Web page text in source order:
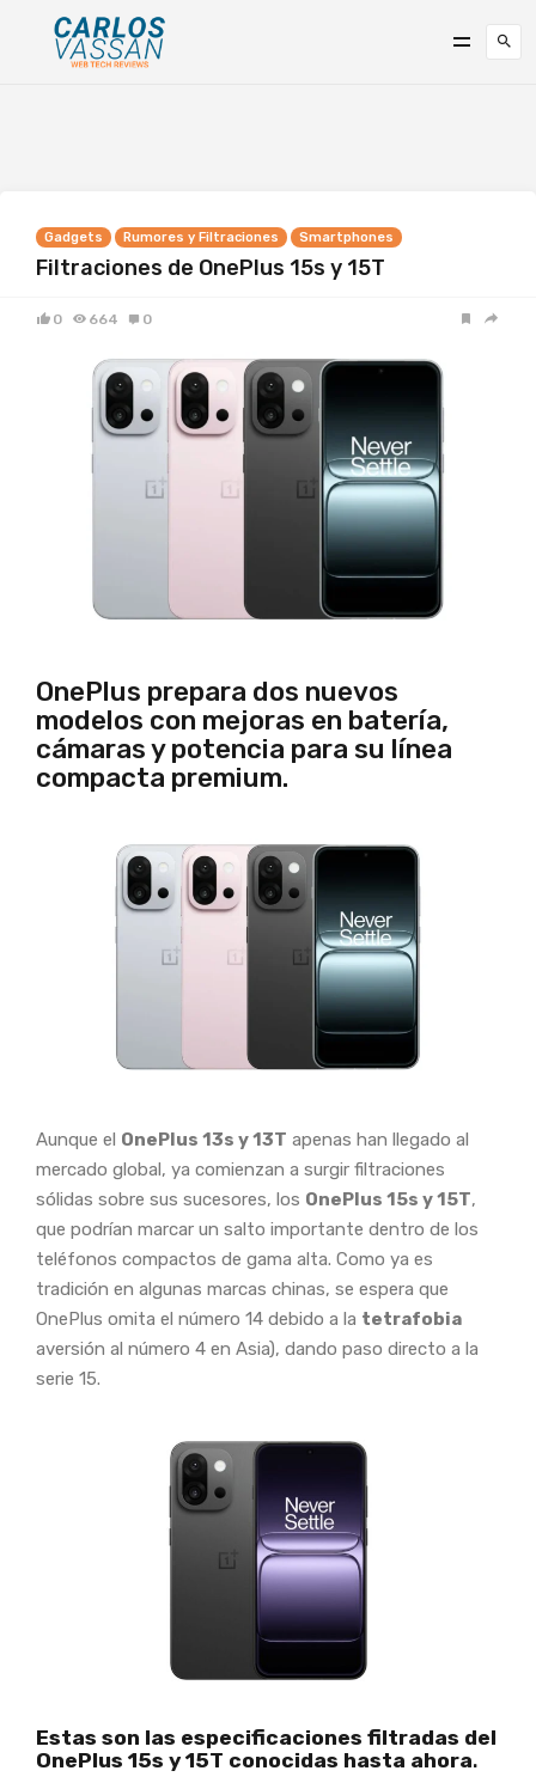
Gadgets Rumores y Filtraciones Smartphones
Filtraciones de OnePlus 15s y 15T
0 664 0
OnePlus prepara dos nuevos
modelos con mejoras en batería,
cámaras y potencia para su línea
compacta premium.
Aunque el OnePlus 13s y 13T apenas han llegado al
mercado global, ya comienzan a surgir filtraciones
sólidas sobre sus sucesores, los OnePlus 15s y 15T,
que podrían marcar un salto importante dentro de los
teléfonos compactos de gama alta. Como ya es
tradición en algunas marcas chinas, se espera que
OnePlus omita el número 14 debido a la tetrafobia
aversión al número 4 en Asia), dando paso directo a la
serie 15.
Estas son las especificaciones filtradas del
OnePlus 15s y 15T conocidas hasta ahora.